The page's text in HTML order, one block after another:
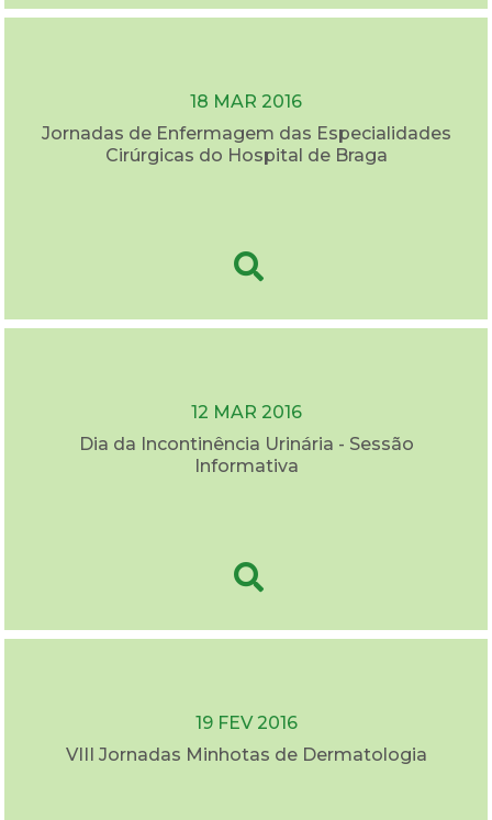
18 MAR 2016
Jornadas de Enfermagem das Especialidades
Cirúrgicas do Hospital de Braga
12 MAR 2016
Dia da Incontinência Urinária - Sessão
Informativa
19 FEV 2016
VIII Jornadas Minhotas de Dermatologia